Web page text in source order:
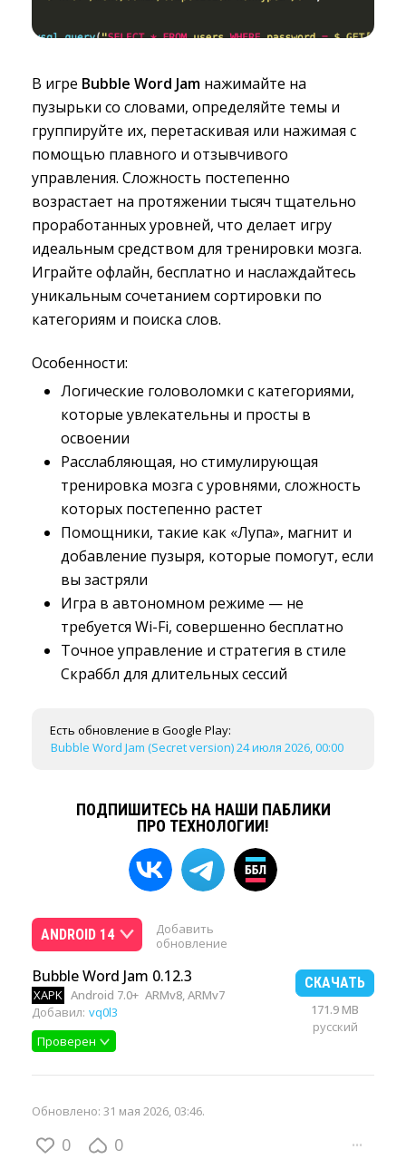
В игре Bubble Word Jam нажимайте на
пузырьки со словами, определяйте темы и
группируйте их, перетаскивая или нажимая с
помощью плавного и отзывчивого
управления. Сложность постепенно
возрастает на протяжении тысяч тщательно
проработанных уровней, что делает игру
идеальным средством для тренировки мозга.
Играйте офлайн, бесплатно и наслаждайтесь
уникальным сочетанием сортировки по
категориям и поиска слов.
Особенности:
Логические головоломки с категориями,
которые увлекательны и просты в
освоении
Расслабляющая, но стимулирующая
тренировка мозга с уровнями, сложность
которых постепенно растет
Помощники, такие как «Лупа», магнит и
добавление пузыря, которые помогут, если
вы застряли
Игра в автономном режиме — не
требуется Wi-Fi, совершенно бесплатно
Точное управление и стратегия в стиле
Скраббл для длительных сессий
Есть обновление в Google Play:
Bubble Word Jam (Secret version) 24 июля 2026, 00:00
ПОДПИШИТЕСЬ НА НАШИ ПАБЛИКИ
ПРО ТЕХНОЛОГИИ!
ANDROID 14
Добавить
обновление
Bubble Word Jam 0.12.3
XAPK Android 7.0+ ARMv8, ARMv7
Добавил: vq0l3
Проверен
СКАЧАТЬ
171.9 MB
русский
Обновлено: 31 мая 2026, 03:46.
0 0 ···